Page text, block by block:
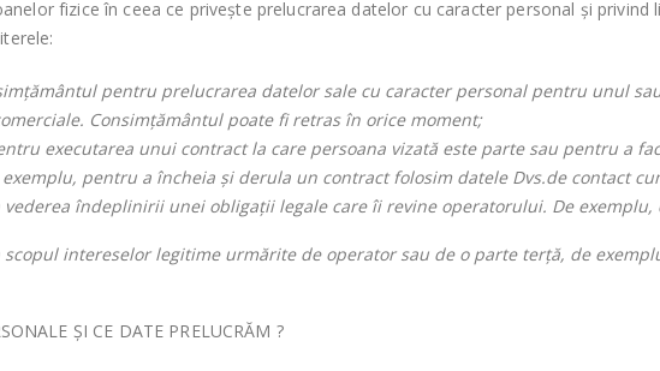
fizice în ceea ce privește prelucrarea datelor cu caracter personal și
pentru prelucrarea datelor sale cu caracter personal pentru unul
Consimțământul poate fi retras în orice moment;
executarea unui contract la care persoana vizată este parte sau pentru a
pentru a încheia și derula un contract folosim datele Dvs.de contact
îndeplinirii unei obligații legale care îi revine operatorului. De
intereselor legitime urmărite de operator sau de o parte terță, de
ȘI CE DATE PRELUCRĂM ?